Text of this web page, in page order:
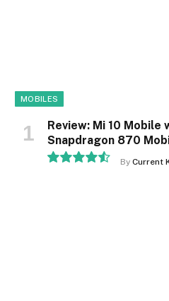
MOBILES
Review: Mi 10 Mobile
Snapdragon 870
By Current